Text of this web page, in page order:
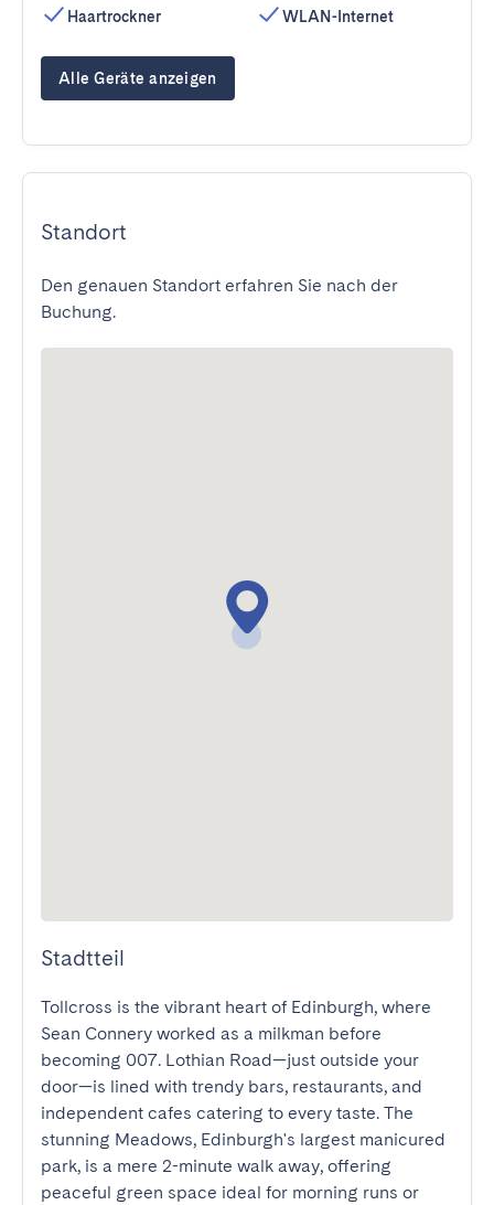
Haartrockner
WLAN-Internet
Alle Geräte anzeigen
Standort
Den genauen Standort erfahren Sie nach der
Buchung.
Stadtteil
Tollcross is the vibrant heart of Edinburgh, where
Sean Connery worked as a milkman before
becoming 007. Lothian Road—just outside your
door—is lined with trendy bars, restaurants, and
independent cafes catering to every taste. The
stunning Meadows, Edinburgh's largest manicured
park, is a mere 2-minute walk away, offering
peaceful green space ideal for morning runs or